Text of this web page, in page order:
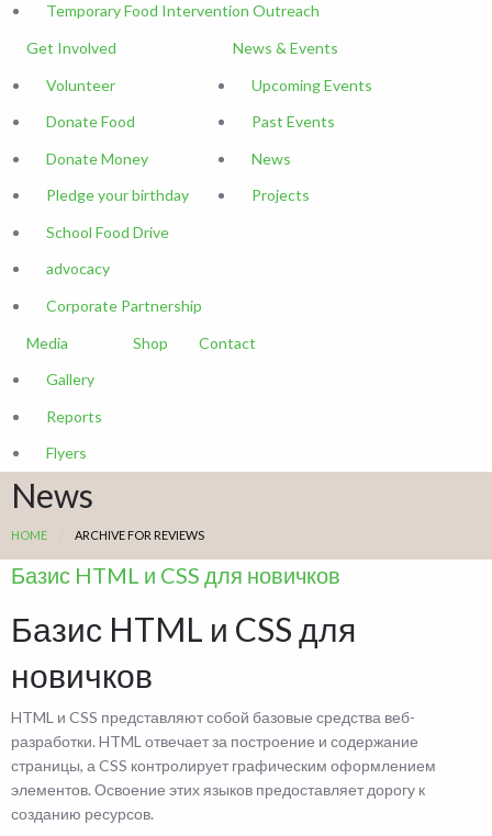
Temporary Food Intervention Outreach
Get Involved
Volunteer
Donate Food
Donate Money
Pledge your birthday
School Food Drive
advocacy
Corporate Partnership
News & Events
Upcoming Events
Past Events
News
Projects
Media
Gallery
Reports
Flyers
Shop Contact
News
HOME ARCHIVE FOR REVIEWS
Базис HTML и CSS для новичков
Базис HTML и CSS для
новичков
HTML и CSS представляют собой базовые средства веб-
разработки. HTML отвечает за построение и содержание
страницы, а CSS контролирует графическим оформлением
элементов. Освоение этих языков предоставляет дорогу к
созданию ресурсов.